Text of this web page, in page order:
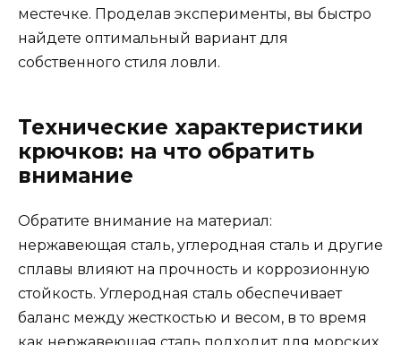
местечке. Проделав эксперименты, вы быстро
найдете оптимальный вариант для
собственного стиля ловли.
Технические характеристики
крючков: на что обратить
внимание
Обратите внимание на материал:
нержавеющая сталь, углеродная сталь и другие
сплавы влияют на прочность и коррозионную
стойкость. Углеродная сталь обеспечивает
баланс между жесткостью и весом, в то время